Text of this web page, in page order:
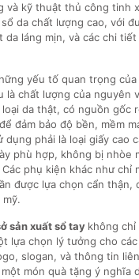
và kỹ thuật thủ công tinh
da chất lượng cao, với
da láng mịn, và các chi
yếu tố quan trọng của
là chất lượng của nguyên
loại da thật, có nguồn gốc
đảm bảo độ bền, mềm
dụng phải là loại giấy cao
phù hợp, không bị nhòe
phụ kiện khác như chỉ
được lựa chọn cẩn thận,
sản xuất sổ tay không chỉ
lựa chọn lý tưởng cho
slogan, và thông tin
món quà tặng ý nghĩa